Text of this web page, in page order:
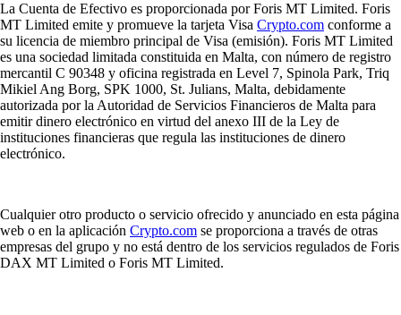
La Cuenta de Efectivo es proporcionada por Foris MT Limited. Foris
MT Limited emite y promueve la tarjeta Visa Crypto.com conforme a
su licencia de miembro principal de Visa (emisión). Foris MT Limited
es una sociedad limitada constituida en Malta, con número de registro
mercantil C 90348 y oficina registrada en Level 7, Spinola Park, Triq
Mikiel Ang Borg, SPK 1000, St. Julians, Malta, debidamente
autorizada por la Autoridad de Servicios Financieros de Malta para
emitir dinero electrónico en virtud del anexo III de la Ley de
instituciones financieras que regula las instituciones de dinero
electrónico.
Cualquier otro producto o servicio ofrecido y anunciado en esta página
web o en la aplicación Crypto.com se proporciona a través de otras
empresas del grupo y no está dentro de los servicios regulados de Foris
DAX MT Limited o Foris MT Limited.